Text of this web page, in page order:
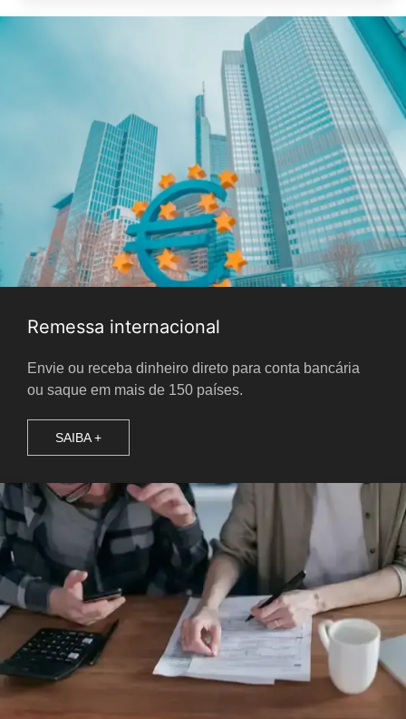
Remessa internacional
Envie ou receba dinheiro direto para conta bancária
ou saque em mais de 150 países.
SAIBA +